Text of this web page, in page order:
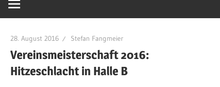
28. August 2016 Stefan Fangmeier
Vereinsmeisterschaft 2016:
Hitzeschlacht in Halle B